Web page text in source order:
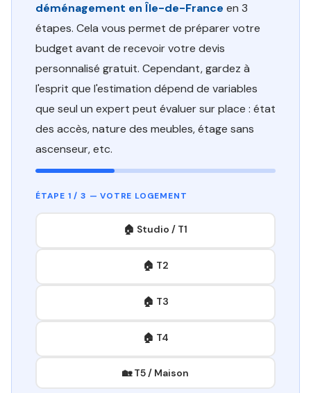
déménagement en Île-de-France en 3
étapes. Cela vous permet de préparer votre
budget avant de recevoir votre devis
personnalisé gratuit. Cependant, gardez à
l'esprit que l'estimation dépend de variables
que seul un expert peut évaluer sur place : état
des accès, nature des meubles, étage sans
ascenseur, etc.
ÉTAPE 1 / 3 — VOTRE LOGEMENT
🏠 Studio / T1
🏠 T2
🏠 T3
🏠 T4
🏡 T5 / Maison